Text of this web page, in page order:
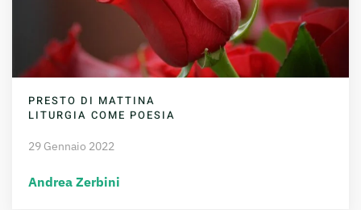
PRESTO DI MATTINA
LITURGIA COME POESIA
29 Gennaio 2022
Andrea Zerbini